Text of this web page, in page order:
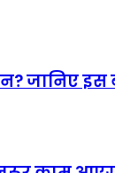
जानिए